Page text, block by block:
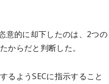
意的に却下したのは、2つの
からだと判断した。
るようSECに指示すること